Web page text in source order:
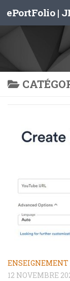
Skip to
ePortFolio |
ENSEIGNEMENT
12 NOVEMBRE